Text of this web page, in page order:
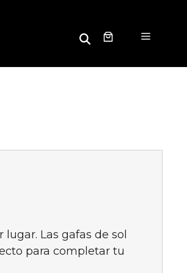
Menú
B
s
Las gafas de sol
para completar tu